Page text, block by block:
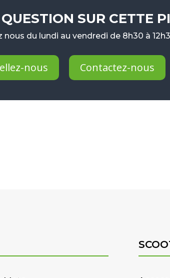
SUR CETTE
nous du lundi au vendredi de 8h30 à
nous Contactez-nous